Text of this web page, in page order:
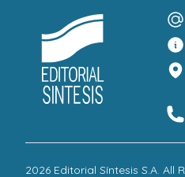
2026 Editorial Síntesis S.A. All